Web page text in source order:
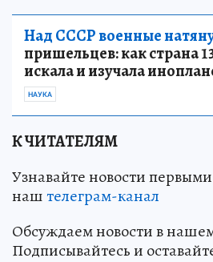
Над СССР военные
пришельцев: как страна
искала и изучала
НАУКА
К ЧИТАТЕЛЯМ
Узнавайте новости
наштелеграм-канал
Обсуждаем новости в
Подписывайтесь и